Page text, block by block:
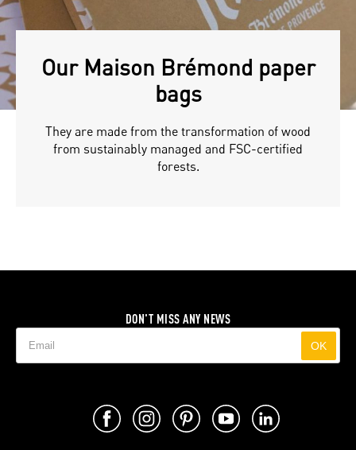
Our Maison Brémond paper
bags
They are made from the transformation of wood
from sustainably managed and FSC-certified
forests.
DON'T MISS ANY NEWS
OK